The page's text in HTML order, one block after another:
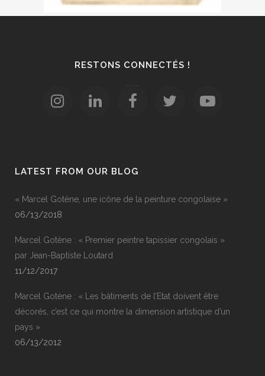
RESTONS CONNECTÉS !
LATEST FROM OUR BLOG
« Marcel Gotène, une icône de la peinture congolaise »
06/13/2018
Marcel Gotène : « Premier peintre tapissier congolais »
par Jean-Baptiste Loutard
11/12/2017
Marcel Gotène : « Les bâtiments de l’Etat doivent être
décorés, c’est ce qui montre la dimension artistique d’un
pays »
06/13/2012